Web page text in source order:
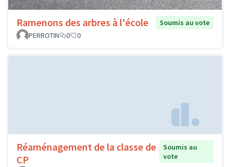
Ramenons des arbres à l'école
Soumis au vote
PERROTIN
0 0
Réaménagement de la classe de
CP
Soumis au
vote